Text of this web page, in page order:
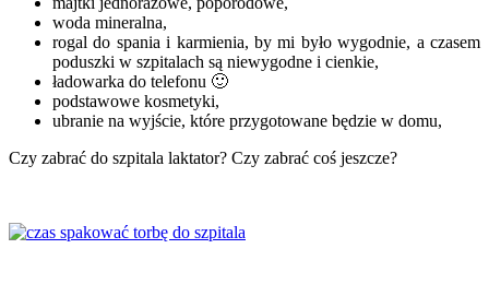
woda mineralna,
rogal do spania i karmienia, by mi było wygodnie, a czasem
poduszki w szpitalach są niewygodne i cienkie,
ładowarka do telefonu 🙂
podstawowe kosmetyki,
ubranie na wyjście, które przygotowane będzie w domu,
Czy zabrać do szpitala laktator? Czy zabrać coś jeszcze?